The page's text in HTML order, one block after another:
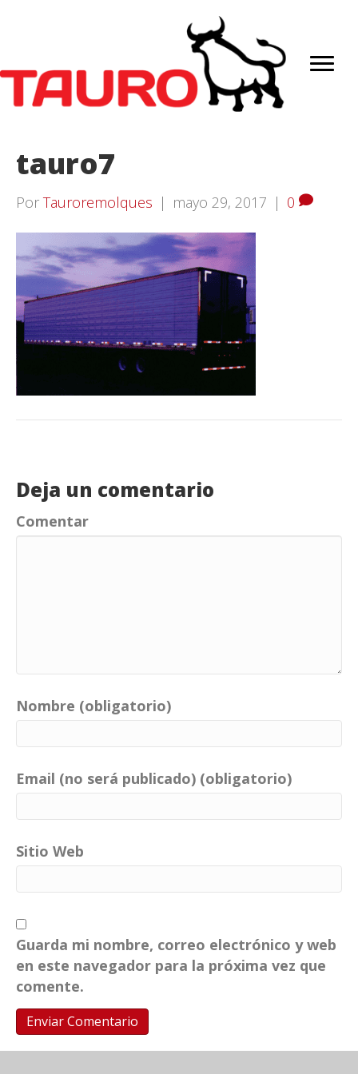
tauro7
Por Tauroremolques | mayo 29, 2017 | 0
Deja un comentario
Comentar
Nombre (obligatorio)
Email (no será publicado) (obligatorio)
Sitio Web
Guarda mi nombre, correo electrónico y web
en este navegador para la próxima vez que
comente.